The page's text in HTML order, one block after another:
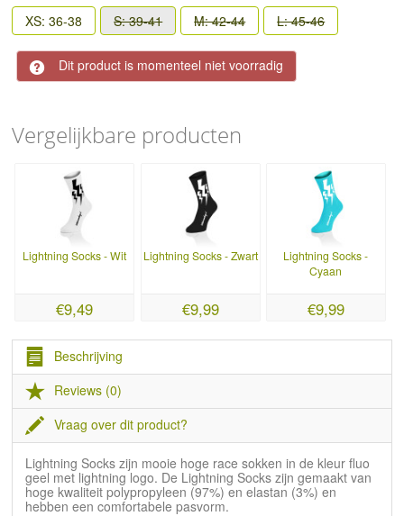
XS: 36-38
S: 39-41 M: 42-44 L: 45-46
Dit product is momenteel niet voorradig
Vergelijkbare producten
Lightning Socks - Wit
€9,49
Lightning Socks - Zwart
€9,99
Lightning Socks -
Cyaan
€9,99
Beschrijving
Reviews (0)
Vraag over dit product?
Lightning Socks zijn mooie hoge race sokken in de kleur fluo
geel met lightning logo. De Lightning Socks zijn gemaakt van
hoge kwaliteit polypropyleen (97%) en elastan (3%) en
hebben een comfortabele pasvorm.